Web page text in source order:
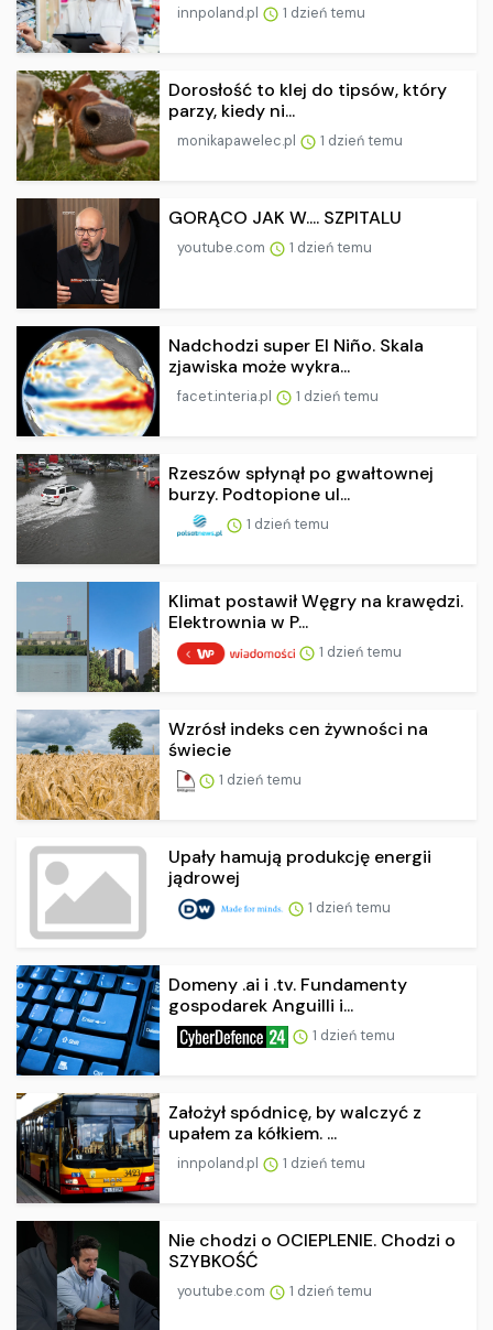
innpoland.pl 1 dzień temu
Dorosłość to klej do tipsów, który
parzy, kiedy ni...
monikapawelec.pl 1 dzień temu
GORĄCO JAK W.... SZPITALU
youtube.com 1 dzień temu
Nadchodzi super El Niño. Skala
zjawiska może wykra...
facet.interia.pl 1 dzień temu
Rzeszów spłynął po gwałtownej
burzy. Podtopione ul...
1 dzień temu
Klimat postawił Węgry na krawędzi.
Elektrownia w P...
1 dzień temu
Wzrósł indeks cen żywności na
świecie
1 dzień temu
Upały hamują produkcję energii
jądrowej
1 dzień temu
Domeny .ai i .tv. Fundamenty
gospodarek Anguilli i...
1 dzień temu
Założył spódnicę, by walczyć z
upałem za kółkiem. ...
innpoland.pl 1 dzień temu
Nie chodzi o OCIEPLENIE. Chodzi o
SZYBKOŚĆ
youtube.com 1 dzień temu